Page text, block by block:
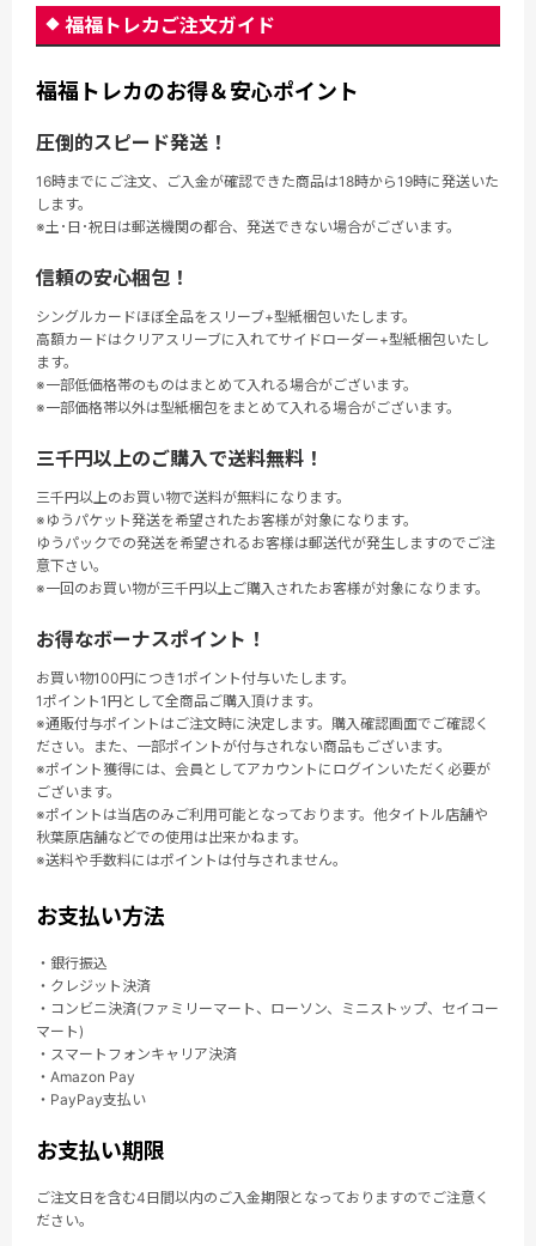
福福トレカご注文ガイド
福福トレカのお得＆安心ポイント
圧倒的スピード発送！
16時までにご注文、ご入金が確認できた商品は18時から19時に発送いた
します。
※土･日･祝日は郵送機関の都合、発送できない場合がございます。
信頼の安心梱包！
シングルカードほぼ全品をスリーブ+型紙梱包いたします。
高額カードはクリアスリーブに入れてサイドローダー+型紙梱包いたし
ます。
※一部低価格帯のものはまとめて入れる場合がございます。
※一部価格帯以外は型紙梱包をまとめて入れる場合がございます。
三千円以上のご購入で送料無料！
三千円以上のお買い物で送料が無料になります。
※ゆうパケット発送を希望されたお客様が対象になります。
ゆうパックでの発送を希望されるお客様は郵送代が発生しますのでご注
意下さい。
※一回のお買い物が三千円以上ご購入されたお客様が対象になります。
お得なボーナスポイント！
お買い物100円につき1ポイント付与いたします。
1ポイント1円として全商品ご購入頂けます。
※通販付与ポイントはご注文時に決定します。購入確認画面でご確認く
ださい。また、一部ポイントが付与されない商品もございます。
※ポイント獲得には、会員としてアカウントにログインいただく必要が
ございます。
※ポイントは当店のみご利用可能となっております。他タイトル店舗や
秋葉原店舗などでの使用は出来かねます。
※送料や手数料にはポイントは付与されません。
お支払い方法
・銀行振込
・クレジット決済
・コンビニ決済(ファミリーマート、ローソン、ミニストップ、セイコー
マート)
・スマートフォンキャリア決済
・Amazon Pay
・PayPay支払い
お支払い期限
ご注文日を含む4日間以内のご入金期限となっておりますのでご注意く
ださい。